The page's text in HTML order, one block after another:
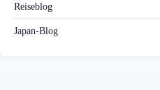
Reiseblog
Japan-Blog